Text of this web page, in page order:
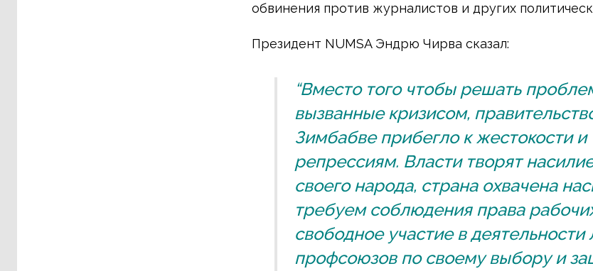
обвинения против журналистов и других
Президент NUMSA Эндрю Чирва сказал:
“Вместо того чтобы решать
вызванные кризисом,
Зимбабве прибегло к жестокости и
репрессиям. Власти творят
своего народа, страна охвачена
требуем соблюдения права
свободное участие в
профсоюзов по своему выбору и